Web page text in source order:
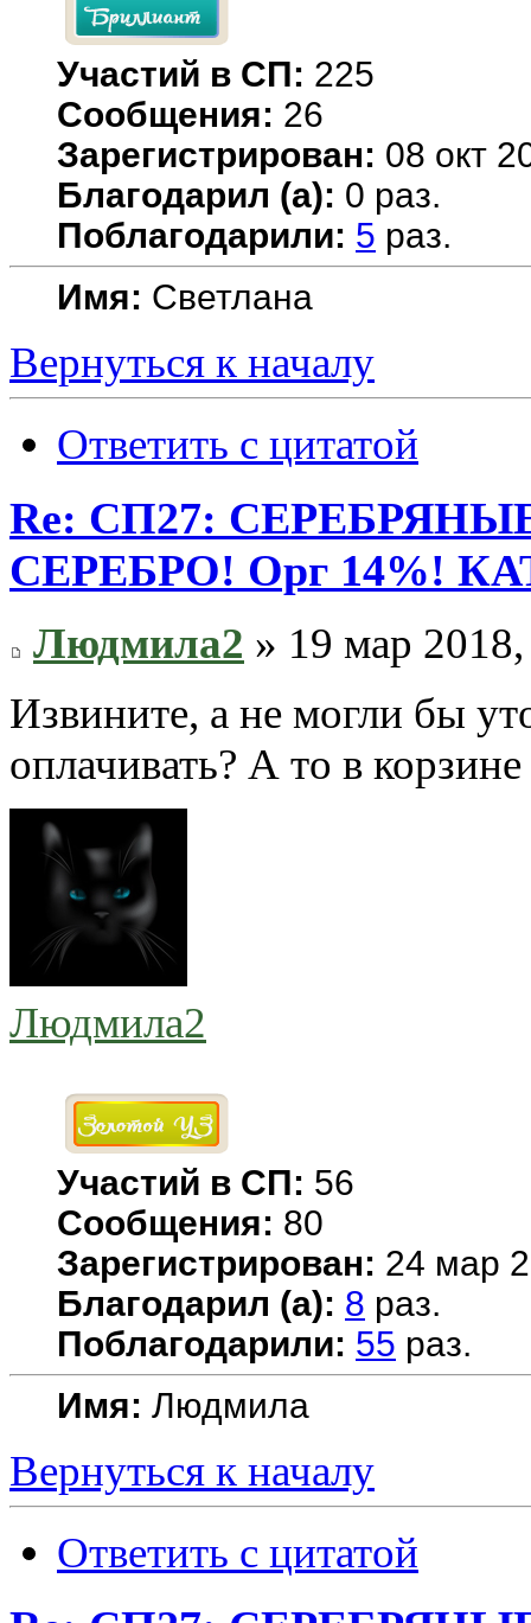
Участий в СП: 225
Сообщения: 26
Зарегистрирован: 08 окт
Благодарил (а): 0 раз.
Поблагодарили: 5 раз.
Имя: Светлана
Вернуться к началу
Ответить с цитатой
Re: СП27:
СЕРЕБРО! Орг 14%!
Людмила2 » 19 мар
Извините, а не могли бы
оплачивать? А то в
Людмила2
Участий в СП: 56
Сообщения: 80
Зарегистрирован: 24 мар
Благодарил (а): 8 раз.
Поблагодарили: 55 раз.
Имя: Людмила
Вернуться к началу
Ответить с цитатой